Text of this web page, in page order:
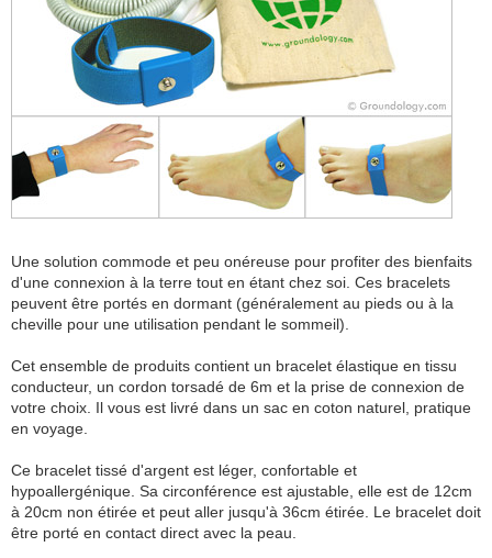
Une solution commode et peu onéreuse pour profiter des bienfaits
d'une connexion à la terre tout en étant chez soi. Ces bracelets
peuvent être portés en dormant (généralement au pieds ou à la
cheville pour une utilisation pendant le sommeil).
Cet ensemble de produits contient un bracelet élastique en tissu
conducteur, un cordon torsadé de 6m et la prise de connexion de
votre choix. Il vous est livré dans un sac en coton naturel, pratique
en voyage.
Ce bracelet tissé d'argent est léger, confortable et
hypoallergénique. Sa circonférence est ajustable, elle est de 12cm
à 20cm non étirée et peut aller jusqu'à 36cm étirée. Le bracelet doit
être porté en contact direct avec la peau.